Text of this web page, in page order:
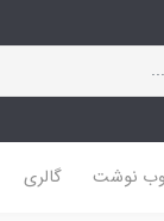
وب نوشت گالری